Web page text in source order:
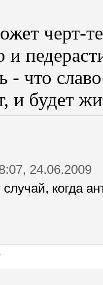
черт-
и
- что
и будет
24.06.2009
случай, когда